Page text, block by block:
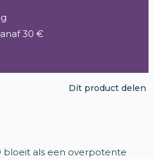
30 €
Dit product delen
bloeit als een overpotente